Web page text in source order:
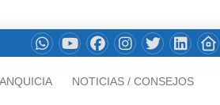
NOTICIAS / CONSEJOS